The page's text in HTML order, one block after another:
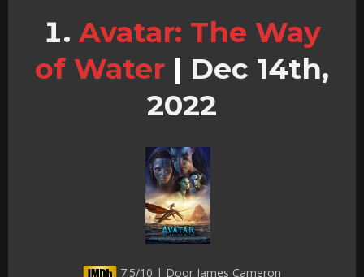
Avatar: The Way
of Water | Dec 14th,
2022
7.5/10 | Door James Cameron